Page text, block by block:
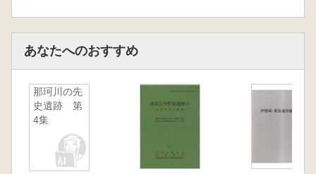
あなたへのおすすめ
那珂川の先
史遺跡 第
4集